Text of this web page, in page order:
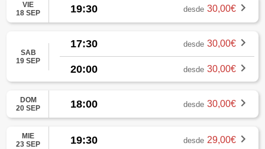
VIE
18 SEP
19:30 desde 30,00€
SAB
19 SEP
17:30 desde 30,00€
20:00 desde 30,00€
DOM
20 SEP
18:00 desde 30,00€
MIE
23 SEP
19:30 desde 29,00€